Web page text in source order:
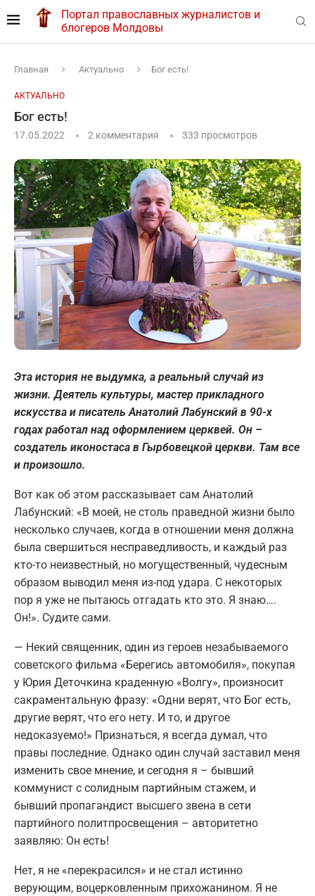
Портал православных журналистов и
блогеров Молдовы
Главная Актуально Бог есть!
АКТУАЛЬНО
Бог есть!
17.05.2022 2 комментария 333 просмотров
Эта история не выдумка, а реальный случай из
жизни. Деятель культуры, мастер прикладного
искусства и писатель Анатолий Лабунский в 90-х
годах работал над оформлением церквей. Он –
создатель иконостаса в Гырбовецкой церкви. Там все
и произошло.
Вот как об этом рассказывает сам Анатолий
Лабунский: «В моей, не столь праведной жизни было
несколько случаев, когда в отношении меня должна
была свершиться несправедливость, и каждый раз
кто-то неизвестный, но могущественный, чудесным
образом выводил меня из-под удара. С некоторых
пор я уже не пытаюсь отгадать кто это. Я знаю….
Он!». Судите сами.
— Некий священник, один из героев незабываемого
советского фильма «Берегись автомобиля», покупая
у Юрия Деточкина краденную «Волгу», произносит
сакраментальную фразу: «Одни верят, что Бог есть,
другие верят, что его нету. И то, и другое
недоказуемо!» Признаться, я всегда думал, что
правы последние. Однако один случай заставил меня
изменить свое мнение, и сегодня я – бывший
коммунист с солидным партийным стажем, и
бывший пропагандист высшего звена в сети
партийного политпросвещения – авторитетно
заявляю: Он есть!
Нет, я не «перекрасился» и не стал истинно
верующим, воцерковленным прихожанином. Я не